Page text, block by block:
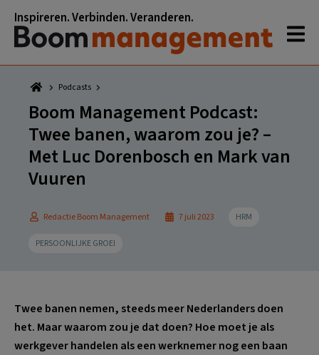
naar
hoofdnavigatie
naar
hoofd
inhoud
naar
eerste
sidebar
naar
voettekst
Inspireren. Verbinden. Veranderen.
Podcasts
Boom Management Podcast:
Twee banen, waarom zou je? –
Met Luc Dorenbosch en Mark van
Vuuren
Redactie Boom Management 7 juli 2023 HRM
PERSOONLIJKE GROEI
Twee banen nemen, steeds meer Nederlanders doen
het. Maar waarom zou je dat doen? Hoe moet je als
werkgever handelen als een werknemer nog een baan